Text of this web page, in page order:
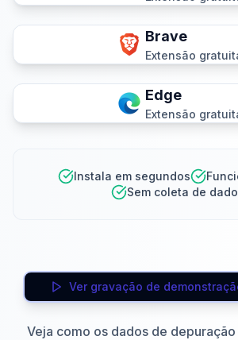
Brave
Extensão
Edge
Extensão
Instala em segundos
Sem coleta de
Ver gravação de
Veja como os dados de